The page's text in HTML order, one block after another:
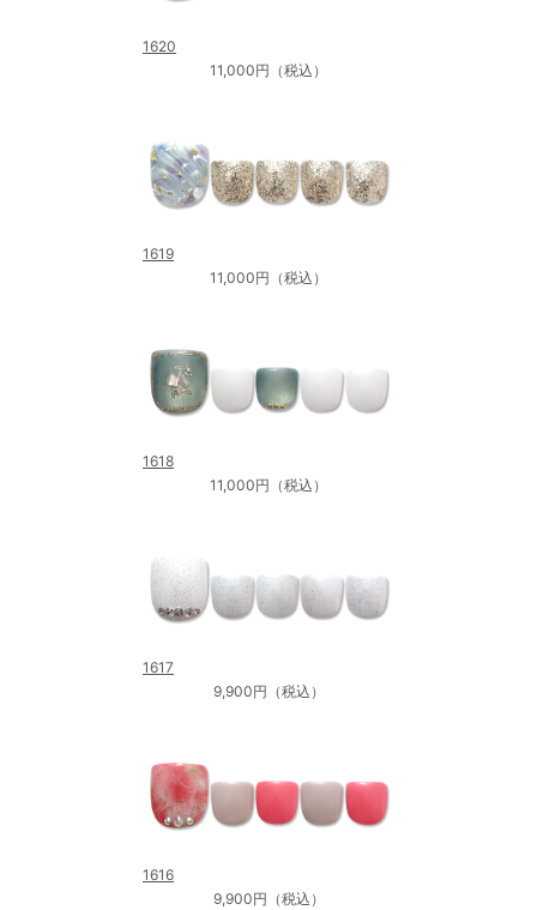
1620
11,000円（税込）
1619
11,000円（税込）
1618
11,000円（税込）
1617
9,900円（税込）
1616
9,900円（税込）